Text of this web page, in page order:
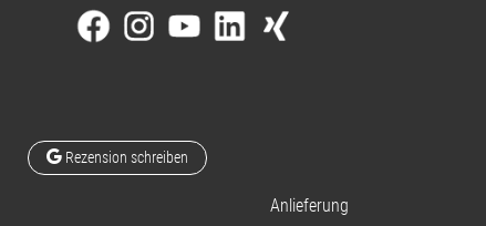
Rezension schreiben
Anlieferung